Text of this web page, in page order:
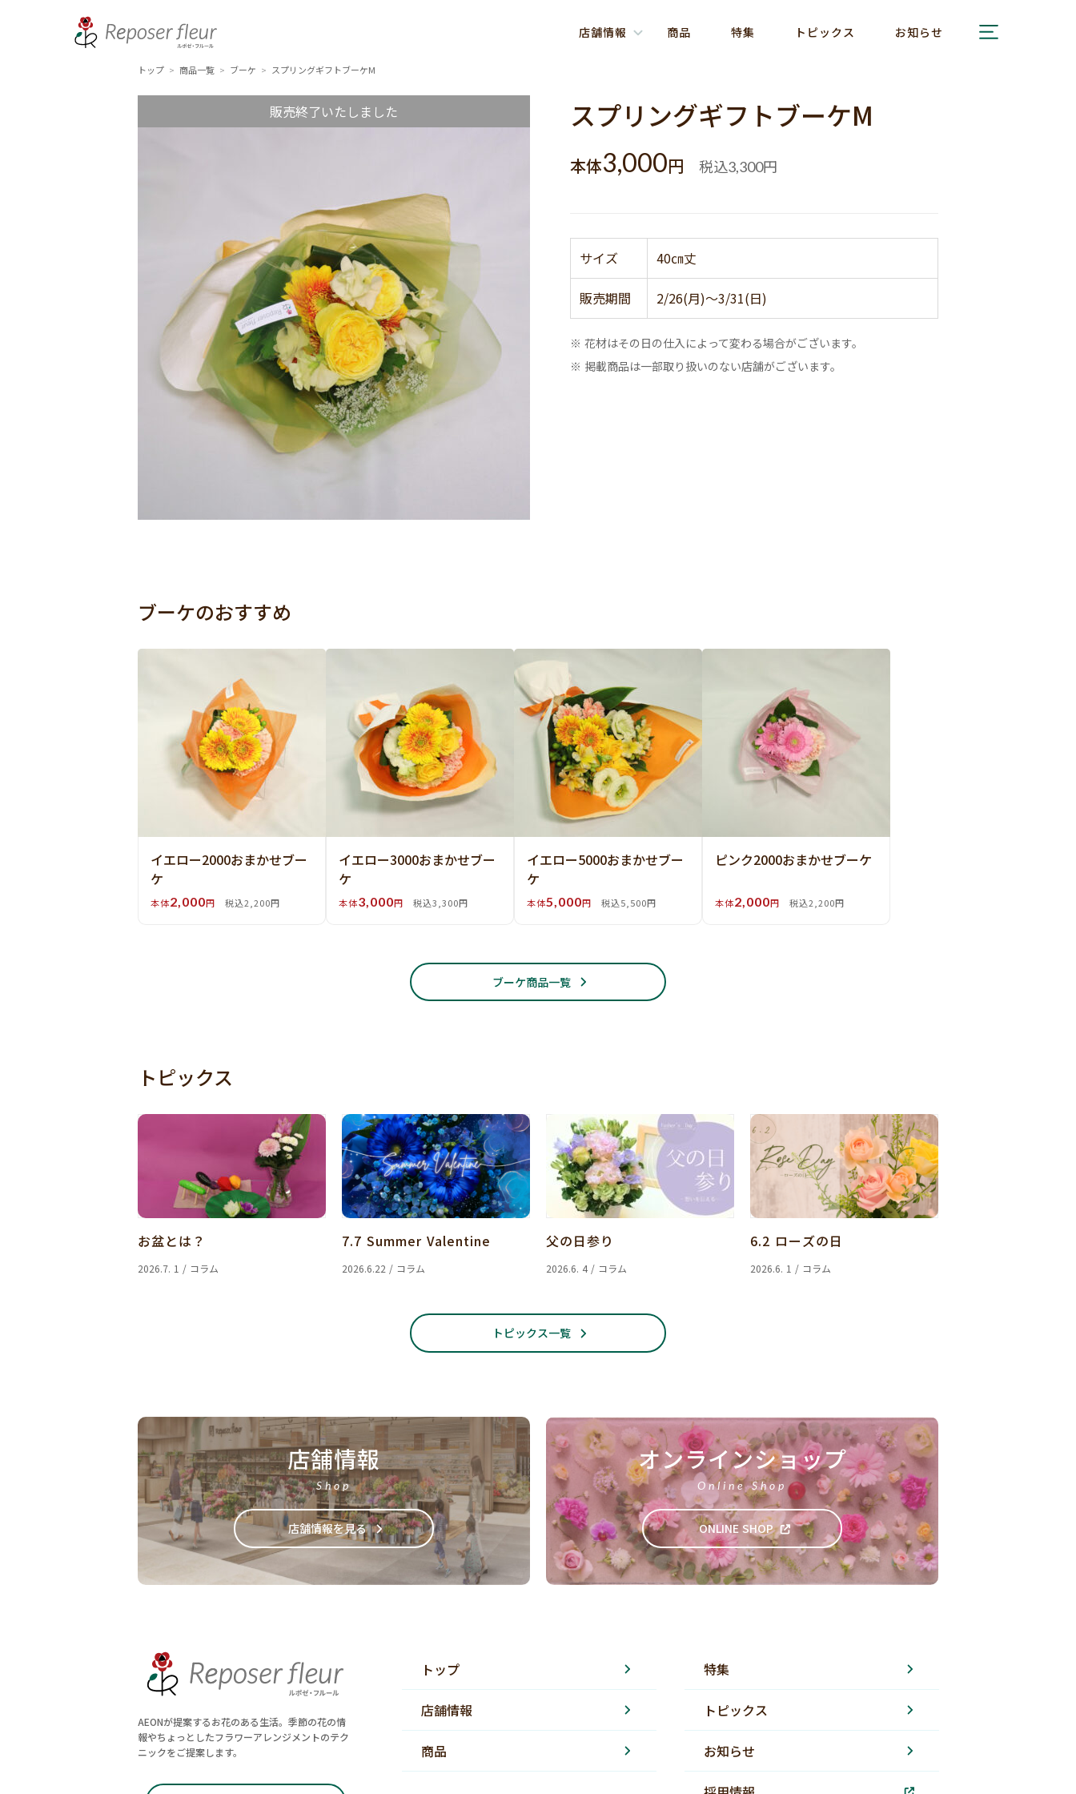
店舗情報 商品 特集 トピックス お知らせ
トップ > 商品一覧 > ブーケ > スプリングギフトブーケM
販売終了いたしました スプリングギフトブーケM
本体3,000円 税込3,300円
サイズ 40㎝丈
販売期間 2/26(月)～3/31(日)
※ 花材はその日の仕入によって変わる場合がございます。
※ 掲載商品は一部取り扱いのない店舗がございます。
ブーケのおすすめ
イエロー2000おまかせブー
ケ
本体2,000円 税込2,200円
イエロー3000おまかせブー
ケ
本体3,000円 税込3,300円
イエロー5000おまかせブー
ケ
本体5,000円 税込5,500円
ピンク2000おまかせブーケ
本体2,000円 税込2,200円
ブーケ商品一覧
トピックス
お盆とは？
2026.7. 1 / コラム
7.7 Summer Valentine
2026.6.22 / コラム
父の日参り
2026.6. 4 / コラム
6.2 ローズの日
2026.6. 1 / コラム
トピックス一覧
店舗情報
Shop
店舗情報を見る
オンラインショップ
Online Shop
ONLINE SHOP
AEONが提案するお花のある生活。季節の花の情
報やちょっとしたフラワーアレンジメントのテク
ニックをご提案します。
トップ
店舗情報
商品
特集
トピックス
お知らせ